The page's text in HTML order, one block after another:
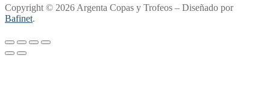
Copyright © 2026 Argenta Copas y Trofeos – Diseñado por
Bafinet.